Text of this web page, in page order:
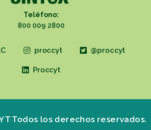
Teléfono:
800 009 2800
proccyt @proccyt
Proccyt
Todos los derechos reservados.